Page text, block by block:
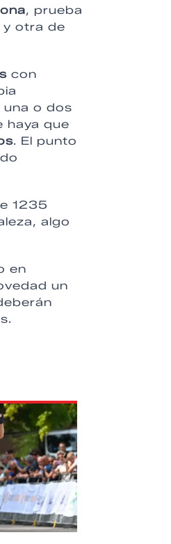
, prueba
y otra de
con
una o dos
haya que
. El punto
1235
algo
en
un